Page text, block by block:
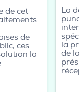
de cet
de
ces
la
La
la
de